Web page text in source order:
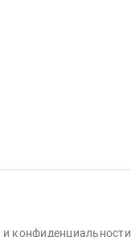
и конфиденциальности